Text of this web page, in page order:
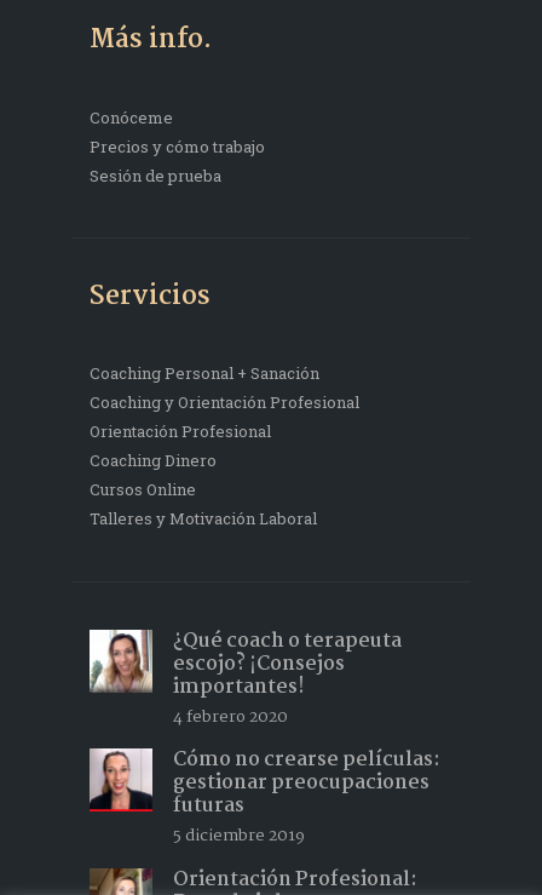
Más info.
Conóceme
Precios y cómo trabajo
Sesión de prueba
Servicios
Coaching Personal + Sanación
Coaching y Orientación Profesional
Orientación Profesional
Coaching Dinero
Cursos Online
Talleres y Motivación Laboral
¿Qué coach o terapeuta
escojo? ¡Consejos
importantes!
4 febrero 2020
Cómo no crearse películas:
gestionar preocupaciones
futuras
5 diciembre 2019
Orientación Profesional: